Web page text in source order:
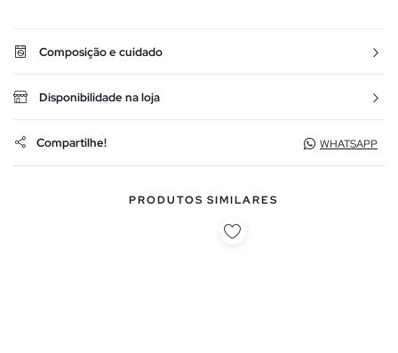
Composição e cuidado
Disponibilidade na loja
Compartilhe! WHATSAPP
PRODUTOS SIMILARES